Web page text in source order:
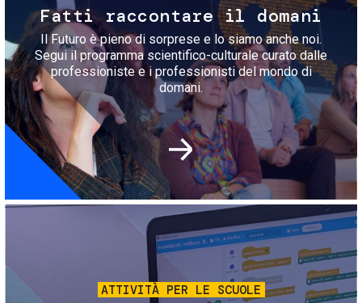
Fatti raccontare il domani
Il Futuro è pieno di sorprese e lo siamo anche noi.
Segui il programma scientifico-culturale curato dalle
professioniste e i professionisti del mondo di
domani.
Immagine
ATTIVITÀ PER LE SCUOLE